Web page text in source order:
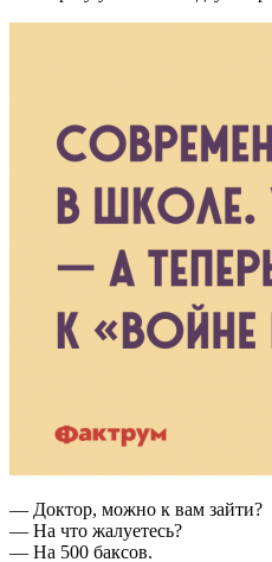
— Доктор, можно к вам зайти?
— На что жалуетесь?
— На 500 баксов.